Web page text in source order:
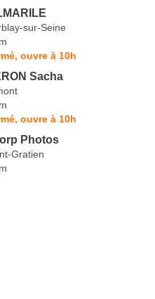
sur-Seine
ouvre à 10h
Sacha
ouvre à 10h
Photos
Gratien